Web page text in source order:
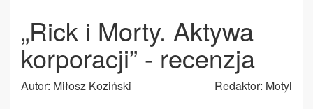
„Rick i Morty. Aktywa
korporacji” - recenzja
Autor: Miłosz Koziński Redaktor: Motyl